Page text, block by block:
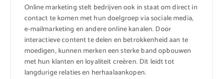
Online marketing stelt bedrijven ook in staat om direct in
contact te komen met hun doelgroep via sociale media,
e-mailmarketing en andere online kanalen. Door
interactieve content te delen en betrokkenheid aan te
moedigen, kunnen merken een sterke band opbouwen
met hun klanten en loyaliteit creëren. Dit leidt tot
langdurige relaties en herhaalaankopen.